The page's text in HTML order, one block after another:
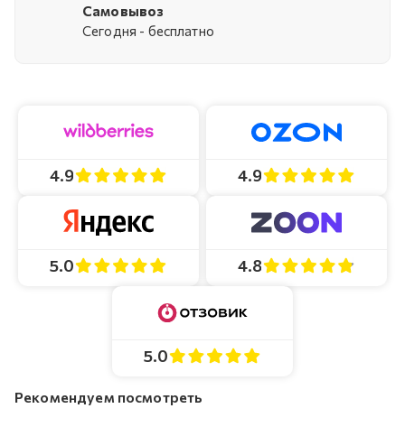
Самовывоз
Cегодня - бесплатно
4.9 4.9
5.0 4.8
5.0
Рекомендуем посмотреть